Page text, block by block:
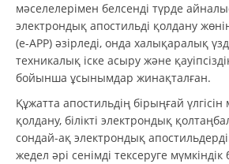
мәселелерімен белсенді түрде
электрондық апостильді қолдану
(e-APP) әзірледі, онда халықаралық
техникалық іске асыру және
бойынша ұсынымдар жинақталған.
Құжатта апостильдің бірыңғай үлгісін
қолдану, білікті электрондық
сондай-ақ электрондық
жедел әрі сенімді тексеруге